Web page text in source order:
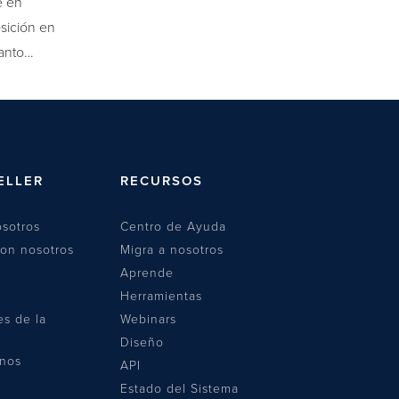
en
nosotros
de la
RECURSOS
Centro de Ayuda
Migra a nosotros
Aprende
Herramientas
Webinars
Diseño
API
Estado del Sistema